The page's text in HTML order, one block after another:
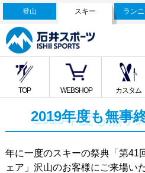
登山 スキー ラン
TOP WEBSHOP カスタム
2019年度も無事
年に一度のスキーの祭典「第41
ェア」沢山のお客様にご来場い